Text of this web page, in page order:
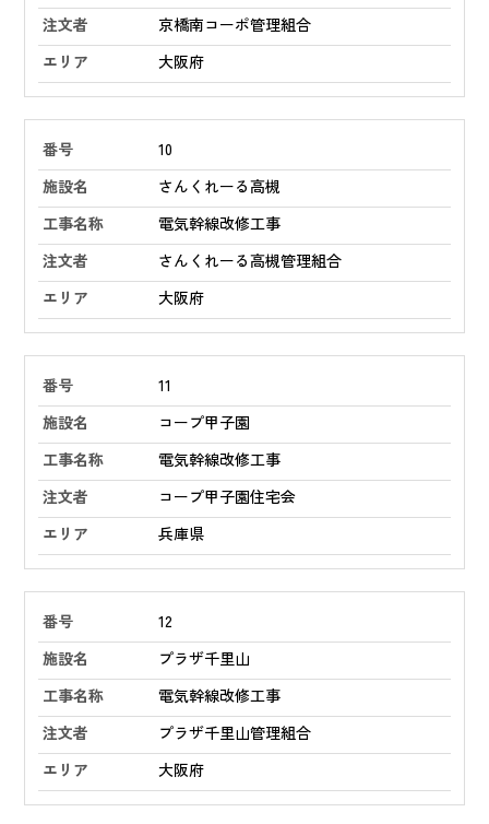
京橋南コーポ管理組合
大阪府
10
さんくれーる高槻
電気幹線改修工事
さんくれーる高槻管理組合
大阪府
11
コープ甲子園
電気幹線改修工事
コープ甲子園住宅会
兵庫県
12
プラザ千里山
電気幹線改修工事
プラザ千里山管理組合
大阪府